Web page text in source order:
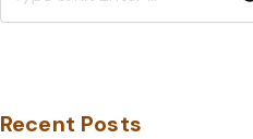
Recent Posts